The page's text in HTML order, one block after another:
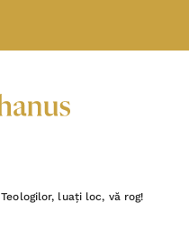
Teologilor, luați loc, vă rog!